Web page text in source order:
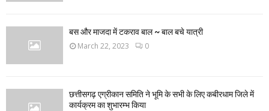
बस और माजदा में टकराव बाल ~ बाल बचे यात्री
March 22, 2023 0
छत्तीसगढ़ एग्रीकान समिति ने भूमि के सभी के लिए कबीरधाम जिले में
कार्यक्रम का शुभारम्भ किया